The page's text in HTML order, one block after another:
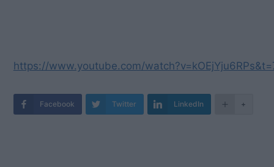
https://www.youtube.com/
Facebook Twitter LinkedIn +